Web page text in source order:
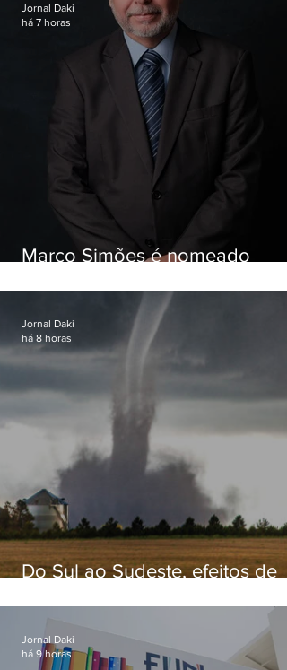
Marco Simões é nomeado
Jornal Daki
há 7 horas
Do Sul ao Sudeste, efeitos de
apreensão na população
Jornal Daki
há 8 horas
Jornal Daki
há 9 horas